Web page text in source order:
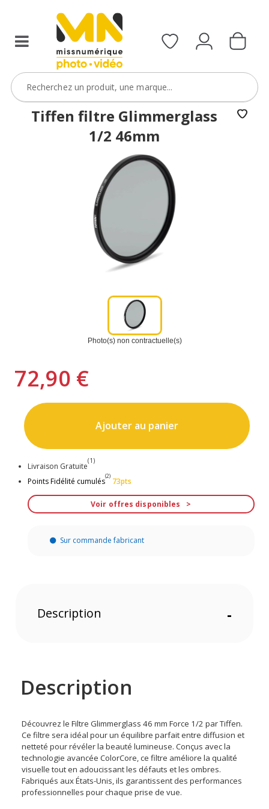
le
ObjectifFiltre5
VOIR L'OFFRE
Tiffen filtre Glimmerglass
1/2 46mm
Photo(s) non contractuelle(s)
72,90 €
Ajouter au panier
Livraison Gratuite
(1)
Points Fidélité cumulés
(2)
73pts
Voir offres disponibles
Sur commande fabricant
Description -
Description
Découvrez le Filtre Glimmerglass 46 mm Force 1/2 par Tiffen.
Ce filtre sera idéal pour un équilibre parfait entre diffusion et
netteté pour révéler la beauté lumineuse. Conçus avec la
technologie avancée ColorCore, ce filtre améliore la qualité
visuelle tout en adoucissant les défauts et les ombres.
Fabriqués aux États-Unis, ils garantissent des performances
professionnelles pour chaque prise de vue.